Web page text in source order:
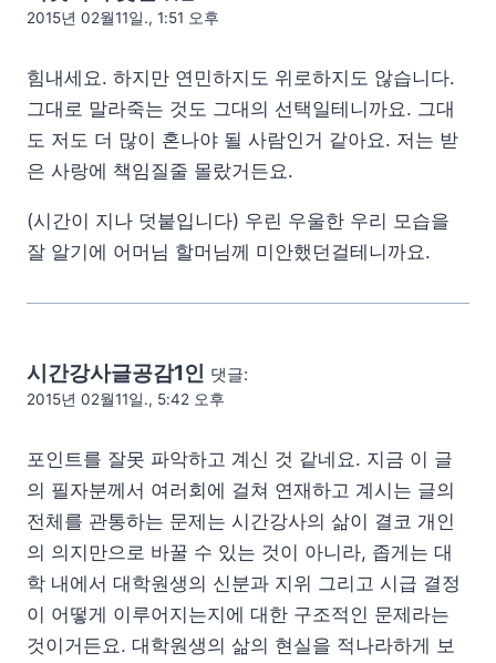
2015년 02월11일., 1:51 오후
힘내세요. 하지만 연민하지도 위로하지도 않습니다.
그대로 말라죽는 것도 그대의 선택일테니까요. 그대
도 저도 더 많이 혼나야 될 사람인거 같아요. 저는 받
은 사랑에 책임질줄 몰랐거든요.
(시간이 지나 덧붙입니다) 우린 우울한 우리 모습을
잘 알기에 어머님 할머님께 미안했던걸테니까요.
시간강사글공감1인 댓글:
2015년 02월11일., 5:42 오후
포인트를 잘못 파악하고 계신 것 같네요. 지금 이 글
의 필자분께서 여러회에 걸쳐 연재하고 계시는 글의
전체를 관통하는 문제는 시간강사의 삶이 결코 개인
의 의지만으로 바꿀 수 있는 것이 아니라, 좁게는 대
학 내에서 대학원생의 신분과 지위 그리고 시급 결정
이 어떻게 이루어지는지에 대한 구조적인 문제라는
것이거든요. 대학원생의 삶의 현실을 적나라하게 보